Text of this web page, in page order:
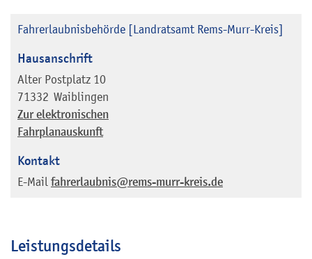
Fahrerlaubnisbehörde [Landratsamt Rems-Murr-Kreis]
Hausanschrift
Alter Postplatz 10
71332 Waiblingen
Zur elektronischen
Fahrplanauskunft
Kontakt
E-Mail fahrerlaubnis@rems-murr-kreis.de
Leistungsdetails